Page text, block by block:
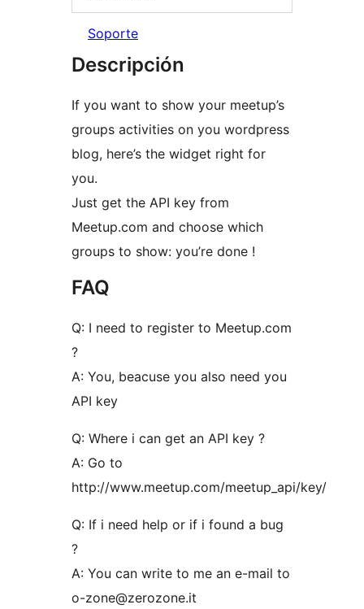
Soporte
Descripción
If you want to show your meetup’s
groups activities on you wordpress
blog, here’s the widget right for
you.
Just get the API key from
Meetup.com and choose which
groups to show: you’re done !
FAQ
Q: I need to register to Meetup.com
?
A: You, beacuse you also need you
API key
Q: Where i can get an API key ?
A: Go to
http://www.meetup.com/meetup_api/key/
Q: If i need help or if i found a bug
?
A: You can write to me an e-mail to
o-zone@zerozone.it